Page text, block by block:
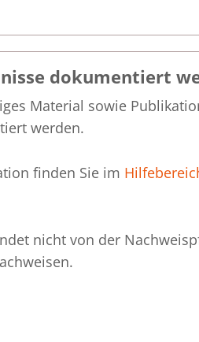
dokumentiert
Material sowie
werden.
finden Sie im
nicht von der